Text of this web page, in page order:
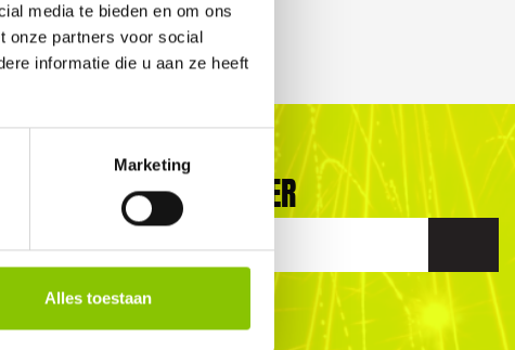
media te bieden en om ons
onze partners voor social
informatie die u aan ze heeft
Marketing
Alles toestaan
VIND MIJN DEALER